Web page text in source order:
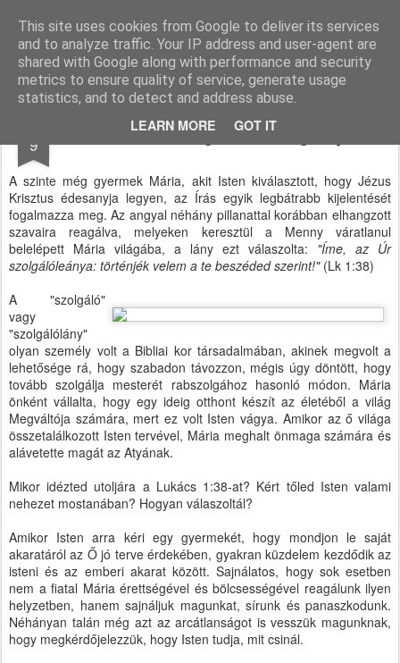
This site uses cookies from Google to deliver its services
and to analyze traffic. Your IP address and user-agent are
shared with Google along with performance and security
metrics to ensure quality of service, generate usage
statistics, and to detect and address abuse.
LEARN MORE GOT IT
Paksi Pünkösdi Gyülekezet A Magyar Pünkösdi Egyház paksi gyülekezetének hivatalos honlapja.
Pages
9 Advent: az engedelmesség ideje
A szinte még gyermek Mária, akit Isten kiválasztott, hogy Jézus
Krisztus édesanyja legyen, az Írás egyik legbátrabb kijelentését
fogalmazza meg. Az angyal néhány pillanattal korábban elhangzott
szavaira reagálva, melyeken keresztül a Menny váratlanul
belelépett Mária világába, a lány ezt válaszolta: "Íme, az Úr
szolgálóleánya: történjék velem a te beszéded szerint!"(Lk 1:38)
A "szolgáló"
vagy
"szolgálólány"
olyan személy volt a Bibliai kor társadalmában, akinek megvolt a
lehetősége rá, hogy szabadon távozzon, mégis úgy döntött, hogy
tovább szolgálja mesterét rabszolgához hasonló módon. Mária
önként vállalta, hogy egy ideig otthont készít az életéből a világ
Megváltója számára, mert ez volt Isten vágya. Amikor az ő világa
összetalálkozott Isten tervével, Mária meghalt önmaga számára és
alávetette magát az Atyának.
Mikor idézted utoljára a Lukács 1:38-at? Kért tőled Isten valami
nehezet mostanában? Hogyan válaszoltál?
Amikor Isten arra kéri egy gyermekét, hogy mondjon le saját
akaratáról az Ő jó terve érdekében, gyakran küzdelem kezdődik az
isteni és az emberi akarat között. Sajnálatos, hogy sok esetben
nem a fiatal Mária érettségével és bölcsességével reagálunk ilyen
helyzetben, hanem sajnáljuk magunkat, sírunk és panaszkodunk.
Néhányan talán még azt az arcátlanságot is vesszük magunknak,
hogy megkérdőjelezzük, hogy Isten tudja, mit csinál.